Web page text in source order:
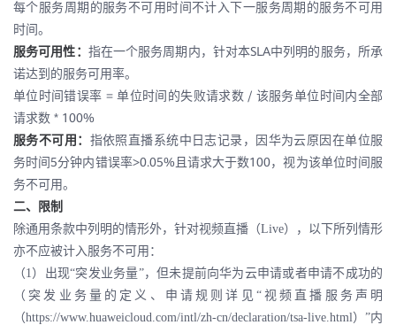
每个服务周期的服务不可用时间不计入下一服务周期的服务不可用
时间。
服务可用性： 指在一个服务周期内，针对本SLA中列明的服务，所承
诺达到的服务可用率。
单位时间错误率 =单位时间的失败请求数/ 该服务单位时间内全部
请求数 * 100%
服务不可用： 指依照直播系统中日志记录，因华为云原因在单位服
务时间5分钟内错误率>0.05% 且请求大于数100，视为该单位时间服
务不可用。
二、限制
除通用条款中列明的情形外，针对视频直播（Live），以下所列情形
亦不应被计入服务不可用：
（1）出现“突发业务量”，但未提前向华为云申请或者申请不成功的
（突发业务量的定义、申请规则详见“视频直播服务声明
（https://www.huaweicloud.com/intl/zh-cn/declaration/tsa-live.html）”内